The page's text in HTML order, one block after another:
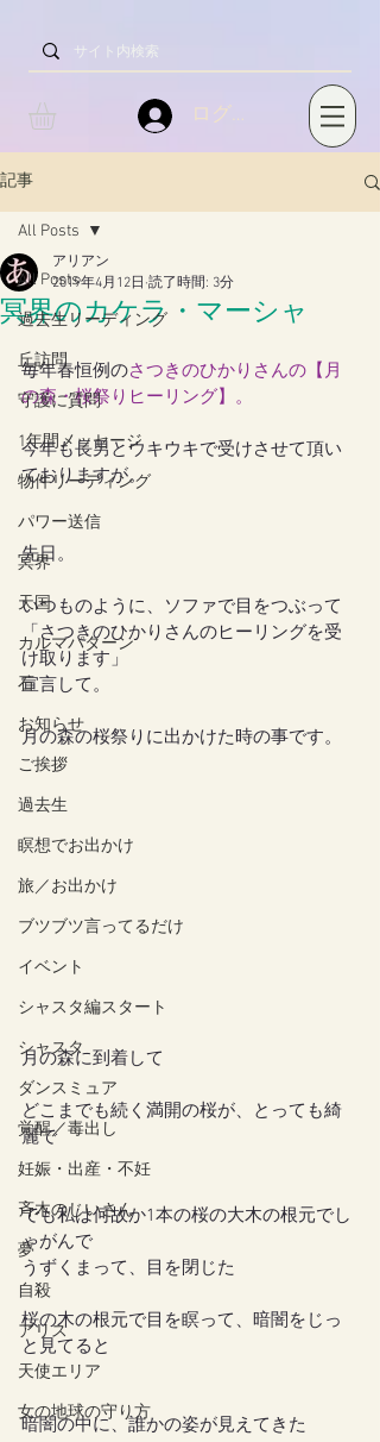
ログイン
記事
All Posts
過去生リーディング
丘訪問
守護に質問
1年間メッセージ
物件リーディング
パワー送信
冥界
天国
カルマパターン
石
お知らせ
ご挨拶
過去生
瞑想でお出かけ
旅／お出かけ
ブツブツ言ってるだけ
イベント
シャスタ編スタート
シャスタ
ダンスミュア
覚醒／毒出し
妊娠・出産・不妊
斉木のじいさん
夢
自殺
アリス
天使エリア
女の地球の守り方
All Posts
冥界のカケラ・マーシャ
アリアン
2019年4月12日 読了時間: 3分
毎年春恒例のさつきのひかりさんの【月
の森・桜祭りヒーリング】。
今年も長男とウキウキで受けさせて頂い
ておりますが。
先日。
いつものように、ソファで目をつぶって
「さつきのひかりさんのヒーリングを受
け取ります」
宣言して。
月の森の桜祭りに出かけた時の事です。
月の森に到着して
どこまでも続く満開の桜が、とっても綺
麗で
でも私は何故か1本の桜の大木の根元でし
ゃがんで
うずくまって、目を閉じた
桜の木の根元で目を瞑って、暗闇をじっ
と見てると
暗闇の中に、誰かの姿が見えてきた